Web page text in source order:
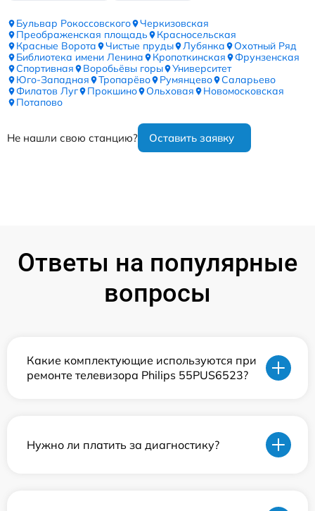
Бульвар Рокоссовского
Черкизовская
Преображенская площадь
Красносельская
Красные Ворота
Чистые пруды Лубянка
Охотный Ряд
Библиотека имени Ленина
Кропоткинская
Фрунзенская
Спортивная
Воробьёвы горы
Университет
Юго-Западная
Тропарёво Румянцево
Саларьево
Филатов Луг
Прокшино Ольховая
Новомосковская
Потапово
Не нашли свою станцию? Оставить заявку
Ответы на популярные
вопросы
Какие комплектующие используются при
ремонте телевизора Philips 55PUS6523?
Нужно ли платить за диагностику?